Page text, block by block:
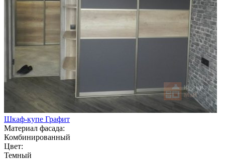
Шкаф-купе Графит
Материал фасада:
Комбинированный
Цвет:
Темный